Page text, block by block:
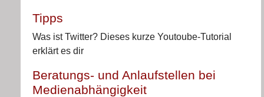
Tipps
Was ist Twitter? Dieses kurze Youtoube-Tutorial
erklärt es dir
Beratungs- und Anlaufstellen bei
Medienabhängigkeit